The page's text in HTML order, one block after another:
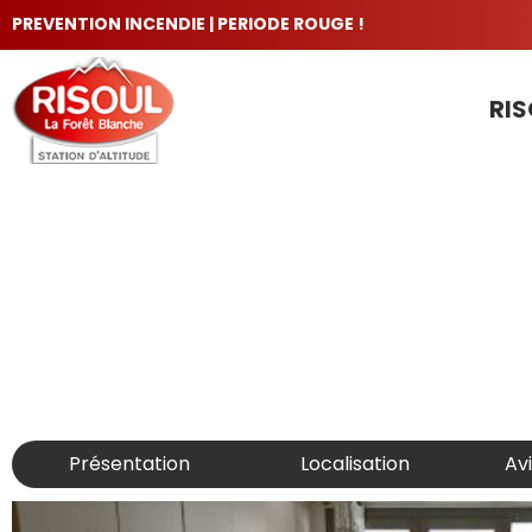
PREVENTION INCENDIE | PERIODE ROUGE !
Présentation Localisation